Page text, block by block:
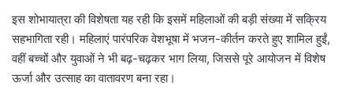
इस शोभायात्रा की विशेषता यह रही कि इसमें महिलाओं की बड़ी संख्या में सक्रिय
सहभागिता रही। महिलाएं पारंपरिक वेशभूषा में भजन-कीर्तन करते हुए शामिल हुईं,
वहीं बच्चों और युवाओं ने भी बढ़-चढ़कर भाग लिया, जिससे पूरे आयोजन में विशेष
ऊर्जा और उत्साह का वातावरण बना रहा।